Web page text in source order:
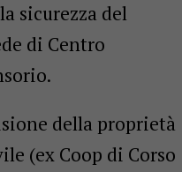
sicurezza del
di Centro
della proprietà
(ex Coop di Corso